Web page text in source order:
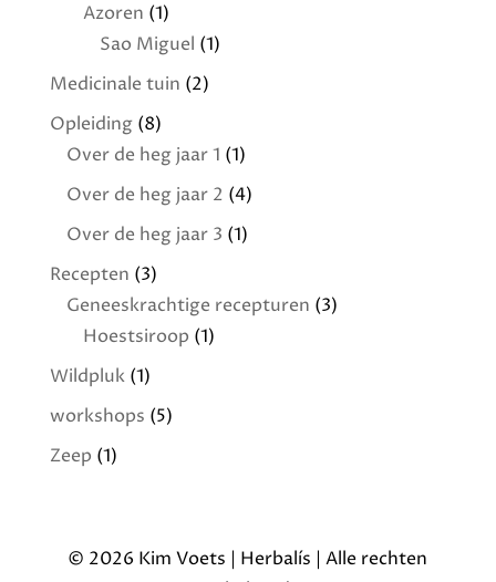
Azoren (1)
Sao Miguel (1)
Medicinale tuin (2)
Opleiding(8)
Over de heg jaar 1 (1)
Over de heg jaar 2 (4)
Over de heg jaar 3 (1)
Recepten (3)
Geneeskrachtige recepturen (3)
Hoestsiroop (1)
Wildpluk(1)
workshops (5)
Zeep (1)
© 2026 Kim Voets | Herbalís | Alle rechten